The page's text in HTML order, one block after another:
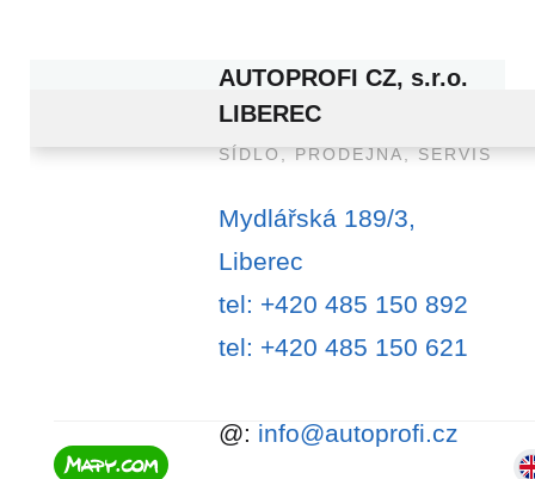
AUTOPROFI CZ, s.r.o.
LIBEREC
SÍDLO, PRODEJNA, SERVIS
Mydlářská 189/3,
Liberec
tel: +420 485 150 892
tel: +420 485 150 621
@: info@autoprofi.cz